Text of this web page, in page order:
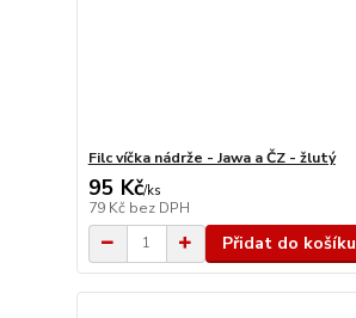
Filc víčka nádrže - Jawa a ČZ - žlutý
95 Kč/ks
79 Kč bez DPH
Přidat do košíku